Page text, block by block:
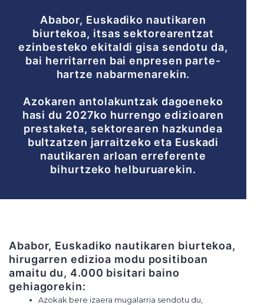
Ababor, Euskadiko nautikaren
biurtekoa, itsas sektorearentzat
ezinbesteko ekitaldi gisa sendotu da,
bai herritarren bai enpresen parte-
hartze nabarmenarekin.
Azokaren antolakuntzak dagoeneko
hasi du 2027ko hurrengo edizioaren
prestaketa, sektorearen hazkundea
bultzatzen jarraitzeko eta Euskadi
nautikaren arloan erreferente
bihurtzeko helburuarekin.
Ababor, Euskadiko nautikaren biurtekoa,
hirugarren edizioa modu positiboan
amaitu du, 4.000 bisitari baino
gehiagorekin:
Azokak bere izaera mugalarria sendotu du,